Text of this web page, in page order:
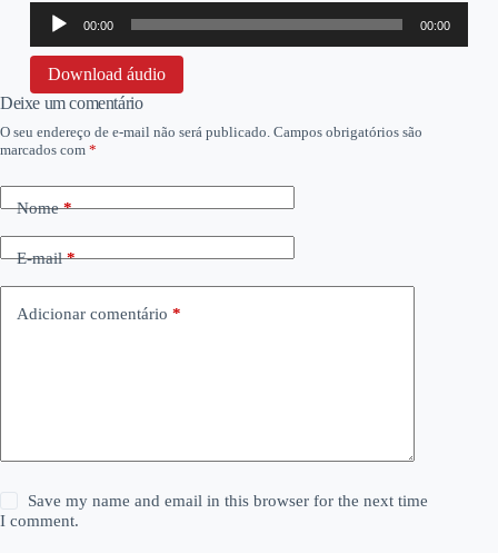
Tocador
áudio
00:00 00:00
Download áudio
Deixe um comentário
O seu endereço de e-mail não será publicado. Campos obrigatórios são
marcados com *
Nome*
E-mail*
Adicionar comentário *
Save my name and email in this browser for the next time
I comment.